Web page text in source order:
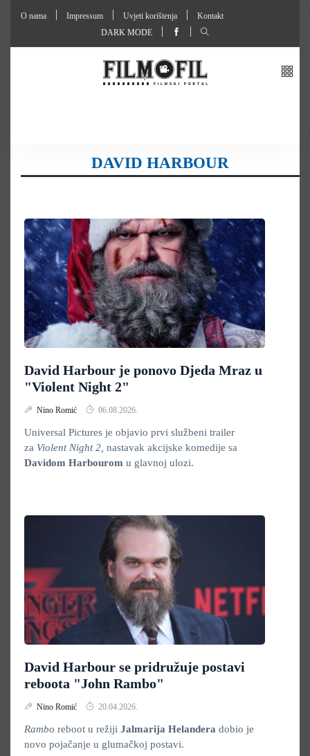
O nama Impressum Uvjeti korištenja
Kontakt
DARK MODE
DAVID HARBOUR
David Harbour je ponovo Djeda Mraz u
"Violent Night 2"
Nino Romić 06.08.2026.
Universal Pictures je objavio prvi službeni trailer
za Violent Night 2, nastavak akcijske komedije sa
Davidom Harbourom u glavnoj ulozi.
David Harbour se pridružuje postavi
reboota "John Rambo"
Nino Romić 20.04.2026.
Rambo reboot u režiji Jalmarija Helandera dobio je
novo pojačanje u glumačkoj postavi.